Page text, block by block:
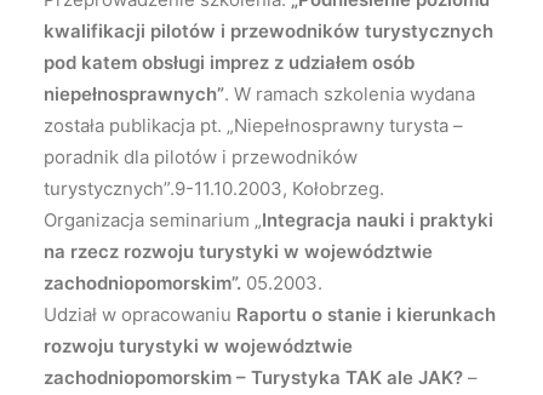
kwalifikacji pilotów i przewodników turystycznych
pod katem obsługi imprez z udziałem osób
niepełnosprawnych”. W ramach szkolenia wydana
została publikacja pt. „Niepełnosprawny turysta –
poradnik dla pilotów i przewodników
turystycznych”.9-11.10.2003, Kołobrzeg.
Organizacja seminarium „Integracja nauki i praktyki
na rzecz rozwoju turystyki w województwie
zachodniopomorskim”. 05.2003.
Udział w opracowaniu Raportu o stanie i kierunkach
rozwoju turystyki w województwie
zachodniopomorskim – Turystyka TAK ale JAK? –